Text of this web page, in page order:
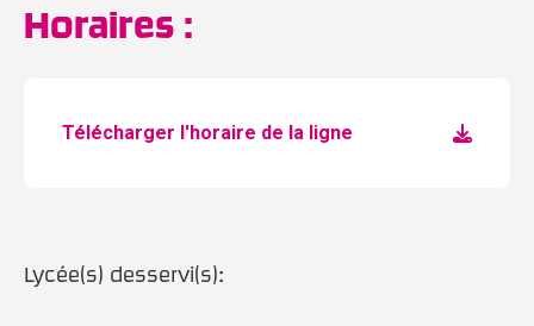
Horaires :
Télécharger l'horaire de la ligne
Lycée(s) desservi(s):